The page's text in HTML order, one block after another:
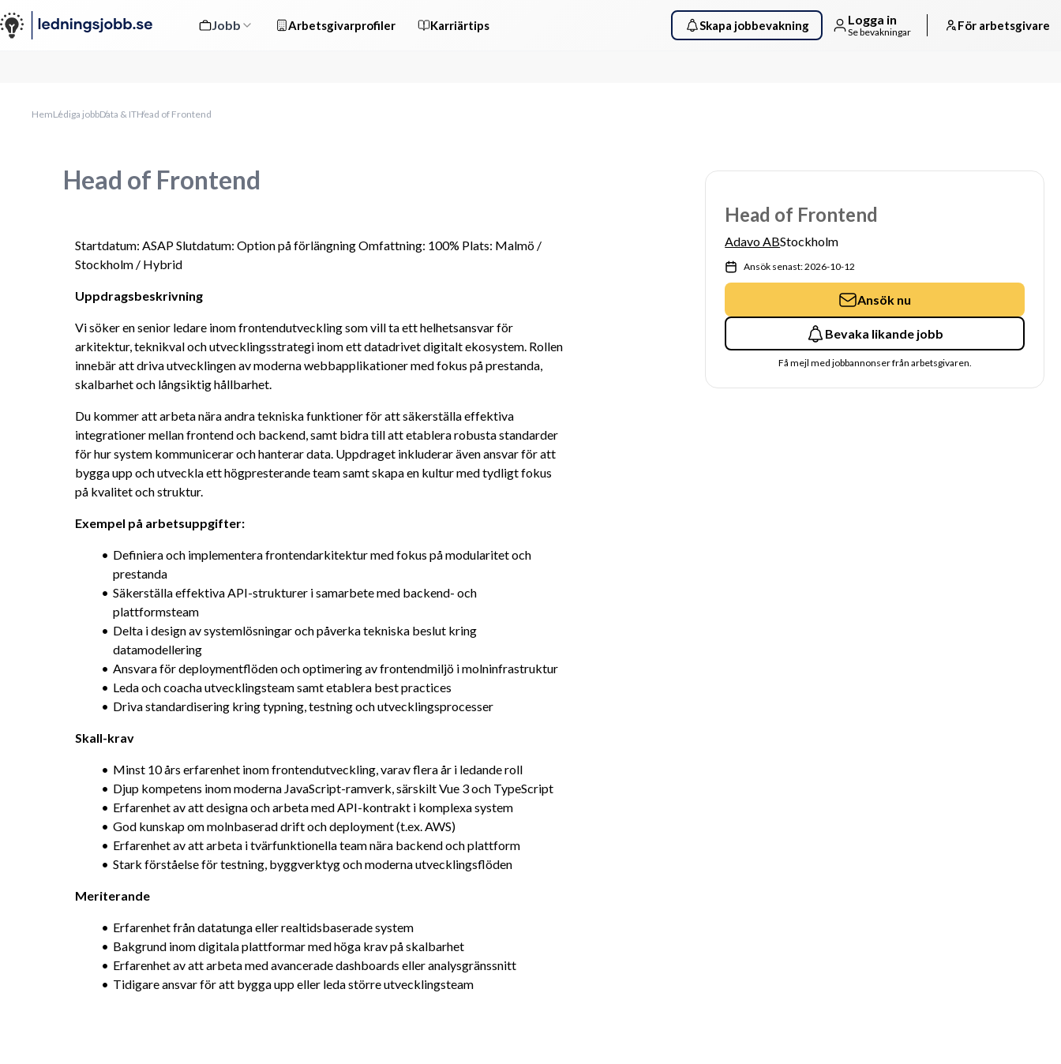
Jobb Arbetsgivarprofiler Karriärtips Skapa jobbevakning Logga in
Se bevakningar För arbetsgivare
HemLediga jobbData & ITHead of Frontend
Head of Frontend
Startdatum: ASAP Slutdatum: Option på förlängning Omfattning: 100% Plats: Malmö /
Stockholm / Hybrid
Uppdragsbeskrivning
Vi söker en senior ledare inom frontendutveckling som vill ta ett helhetsansvar för
arkitektur, teknikval och utvecklingsstrategi inom ett datadrivet digitalt ekosystem. Rollen
innebär att driva utvecklingen av moderna webbapplikationer med fokus på prestanda,
skalbarhet och långsiktig hållbarhet.
Du kommer att arbeta nära andra tekniska funktioner för att säkerställa effektiva
integrationer mellan frontend och backend, samt bidra till att etablera robusta standarder
för hur system kommunicerar och hanterar data. Uppdraget inkluderar även ansvar för att
bygga upp och utveckla ett högpresterande team samt skapa en kultur med tydligt fokus
på kvalitet och struktur.
Exempel på arbetsuppgifter:
Definiera och implementera frontendarkitektur med fokus på modularitet och
prestanda
Säkerställa effektiva API-strukturer i samarbete med backend- och
plattformsteam
Delta i design av systemlösningar och påverka tekniska beslut kring
datamodellering
Ansvara för deploymentflöden och optimering av frontendmiljö i molninfrastruktur
Leda och coacha utvecklingsteam samt etablera best practices
Driva standardisering kring typning, testning och utvecklingsprocesser
Skall-krav
Minst 10 års erfarenhet inom frontendutveckling, varav flera år i ledande roll
Djup kompetens inom moderna JavaScript-ramverk, särskilt Vue 3 och TypeScript
Erfarenhet av att designa och arbeta med API-kontrakt i komplexa system
God kunskap om molnbaserad drift och deployment (t.ex. AWS)
Erfarenhet av att arbeta i tvärfunktionella team nära backend och plattform
Stark förståelse för testning, byggverktyg och moderna utvecklingsflöden
Meriterande
Erfarenhet från datatunga eller realtidsbaserade system
Bakgrund inom digitala plattformar med höga krav på skalbarhet
Erfarenhet av att arbeta med avancerade dashboards eller analysgränssnitt
Tidigare ansvar för att bygga upp eller leda större utvecklingsteam
Head of Frontend
Adavo ABStockholm
Ansök senast: 2026-10-12
Ansök nu
Bevaka likande jobb
Få mejl med jobbannonser från arbetsgivaren.